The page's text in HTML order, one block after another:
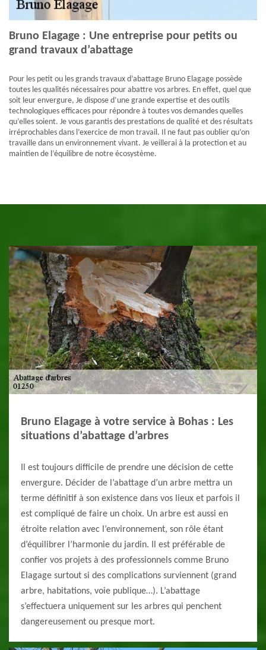
Bruno Elagage : Une entreprise pour petits ou
grand travaux d’abattage
Pour les petit ou les grands travaux d’abattage Bruno Elagage possède
toutes les qualités nécessaires pour abattre vos arbres. En effet, quel que
soit leur envergure, Je dispose d’une grande expertise et des outils
technologiques efficaces pour répondre à toutes vos demandes quelles
qu’elles soient. Je vous garantis des prestations de qualité et des résultats
irréprochables dans l’exercice de mon travail. Il ne faut pas oublier qu’on
travaille dans un environnement vivant. Je veillerai à la protection et au
maintien de l’équilibre de notre écosystème.
Bruno Elagage à votre service à Bohas : Les
situations d’abattage d’arbres
Il est toujours difficile de prendre une décision de cette
envergure. Décider de l’abattage d’un arbre mettra un
terme définitif à son existence dans vos lieux et parfois il
est compliqué de faire un choix. Un arbre est aussi en
étroite relation avec l’environnement, son rôle étant
d’équilibrer l’harmonie du jardin. Il est préférable de
confier vos projets à des professionnels comme Bruno
Elagage surtout si des complications surviennent (grand
arbre, habitations, voie publique…). L’abattage
s’effectuera uniquement sur les arbres qui penchent
dangereusement ou presque mort.